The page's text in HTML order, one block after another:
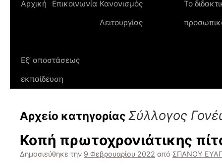
Αρχική Επικοινωνία Κανονισμός
Λειτουργίας
Το
Εξ’ αποστάσεως
εκπαίδευση
Αρχείο κατηγορίας Σύλλογος
Κοπή πρωτοχρονιάτικης
Δημοσιεύθηκε την 9 Φεβρουαρίου 2022 από ΣΠΑΝΟΥ